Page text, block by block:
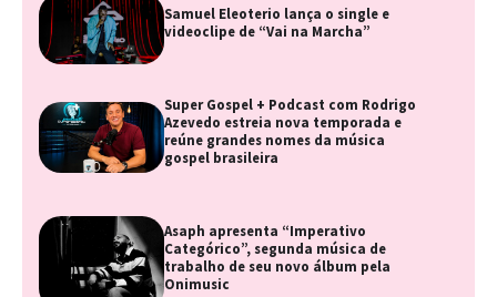
Samuel Eleoterio lança o single e
videoclipe de “Vai na Marcha”
Super Gospel + Podcast com Rodrigo
Azevedo estreia nova temporada e
reúne grandes nomes da música
gospel brasileira
Asaph apresenta “Imperativo
Categórico”, segunda música de
trabalho de seu novo álbum pela
Onimusic